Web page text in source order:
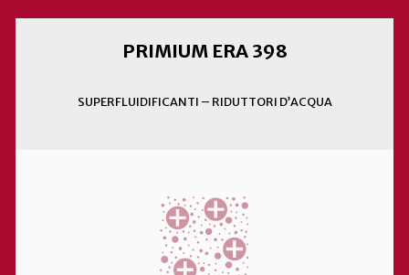
PRIMIUM ERA 398
SUPERFLUIDIFICANTI – RIDUTTORI D’ACQUA